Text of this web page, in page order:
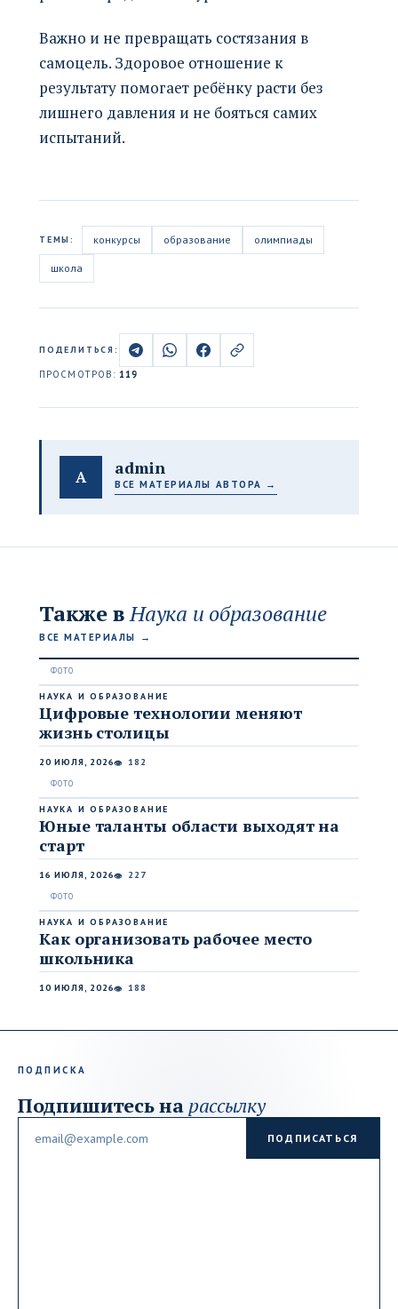
Важно и не превращать состязания в
самоцель. Здоровое отношение к
результату помогает ребёнку расти без
лишнего давления и не бояться самих
испытаний.
ТЕМЫ: конкурсы образование олимпиады
школа
ПОДЕЛИТЬСЯ:
ПРОСМОТРОВ:119
A admin
ВСЕ МАТЕРИАЛЫ АВТОРА →
Также вНаука и образование
ВСЕ МАТЕРИАЛЫ →
НАУКА И ОБРАЗОВАНИЕ
Цифровые технологии меняют
жизнь столицы
20 ИЮЛЯ, 2026👁 182
НАУКА И ОБРАЗОВАНИЕ
Юные таланты области выходят на
старт
16 ИЮЛЯ, 2026👁 227
НАУКА И ОБРАЗОВАНИЕ
Как организовать рабочее место
школьника
10 ИЮЛЯ, 2026👁 188
ПОДПИСКА
Подпишитесь на рассылку
ПОДПИСАТЬСЯ